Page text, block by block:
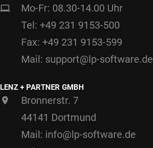
Mo-Fr: 08.30-14.00 Uhr
Tel: +49 231 9153-500
Fax: +49 231 9153-599
Mail: support@lp-software.de
LENZ + PARTNER GMBH
Bronnerstr. 7
44141 Dortmund
Mail: info@lp-software.de